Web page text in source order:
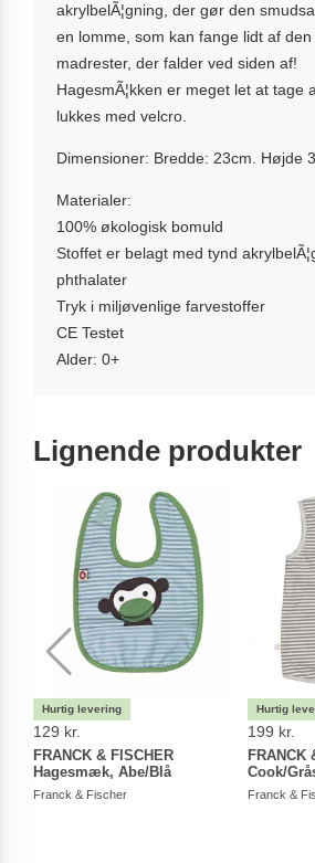
akrylbelÃ¦gning, der gør den
en lomme, som kan fange lidt af den
madrester, der falder ved siden af!
HagesmÃ¦kken er meget let at tage
lukkes med velcro.
Dimensioner: Bredde: 23cm. Højde
Materialer:
100% økologisk bomuld
Stoffet er belagt med tynd
phthalater
Tryk i miljøvenlige farvestoffer
CE Testet
Alder: 0+
Lignende produkter
129 kr.
FRANCK & FISCHER
Hagesmæk, Abe/Blå
Franck & Fischer
199 kr.
FRANCK
Cook/
Franck &